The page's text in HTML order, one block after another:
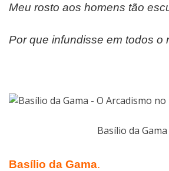
Meu rosto aos homens tão
Por que infundisse em todos o
Basílio da Gama
Basílio da Gama.